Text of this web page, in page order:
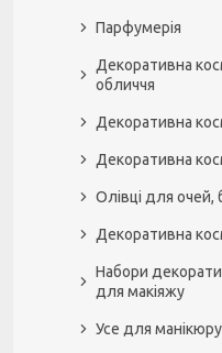
Парфумерія
Декоративна
обличчя
Декоративна
Декоративна
Олівці для очей,
Декоративна
Набори
для макіяжу
Усе для